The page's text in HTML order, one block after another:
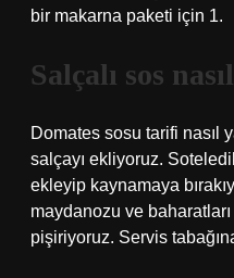
bir makarna paketi için 1.
Salçalı sos
Domates sosu tarifi nasıl
salçayı ekliyoruz.
ekleyip kaynamaya
maydanozu ve
pişiriyoruz. Servis